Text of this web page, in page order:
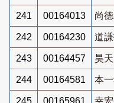
241 00164013 尚
242 00164230 道
243 00164457 昊
244 00164581 本
245 00165961 幸